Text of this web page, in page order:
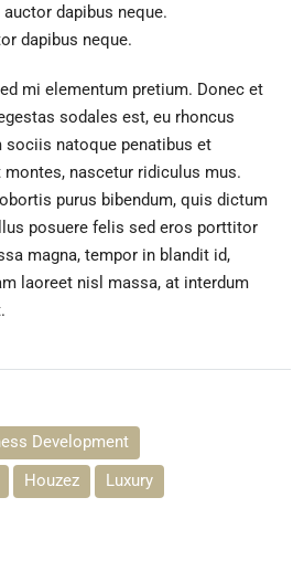
dapibus neque.
dapibus neque.
mi elementum pretium. Donec et
sodales est, eu rhoncus
sociis natoque penatibus et
nascetur ridiculus mus.
purus bibendum, quis dictum
posuere felis sed eros porttitor
magna, tempor in blandit id,
laoreet nisl massa, at interdum
Development
Houzez
Luxury